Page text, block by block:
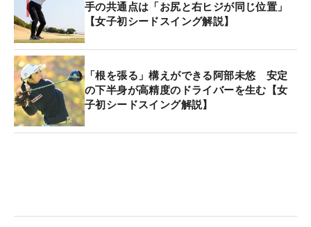
手の共通点は「お尻と右ヒジが同じ位置」
【女子初シードスイング解説】
「根を張る」構えができる阿部未悠 安定
の下半身が高精度のドライバーを生む【女
子初シードスイング解説】